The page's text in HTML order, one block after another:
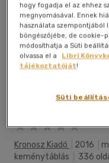
Kívánságlistához adom
Kronosz Kiadó 2016
keménytáblás
336
hogy fogadja el az ehhez
megnyomásával. Ennek
használata szempontjából
böngészőjébe, de cookie-
módosíthatja a Süti
olvassa el a
Libri
tájékoztatóját!
Süti